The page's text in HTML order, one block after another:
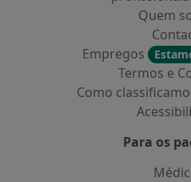
Quem
Empregos
Termos e
Como
Para os